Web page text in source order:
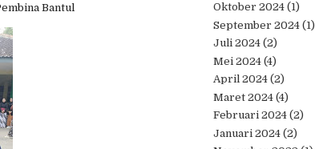
Bantul
Oktober 2024 (1)
September 2024 (1)
Juli 2024 (2)
Mei 2024 (4)
April 2024 (2)
Maret 2024 (4)
Februari 2024 (2)
Januari 2024 (2)